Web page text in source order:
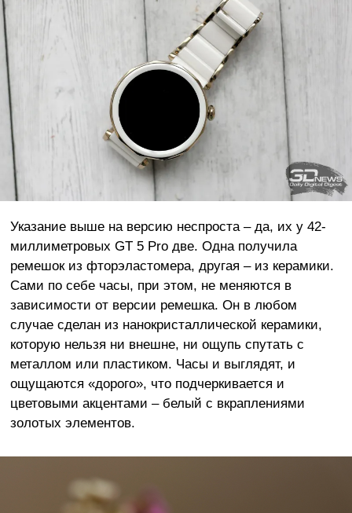
Указание выше на версию неспроста – да, их у 42-
миллиметровых GT 5 Pro две. Одна получила
ремешок из фторэластомера, другая – из керамики.
Сами по себе часы, при этом, не меняются в
зависимости от версии ремешка. Он в любом
случае сделан из нанокристаллической керамики,
которую нельзя ни внешне, ни ощупь спутать с
металлом или пластиком. Часы и выглядят, и
ощущаются «дорого», что подчеркивается и
цветовыми акцентами – белый с вкраплениями
золотых элементов.